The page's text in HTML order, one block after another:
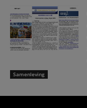
Samenleving